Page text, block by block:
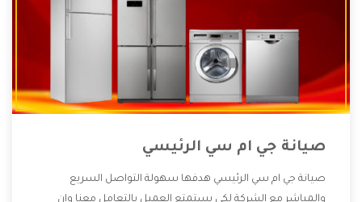
صيانة جي ام سي الرئيسي
صيانة جي ام سي الرئيسي هدفها سهولة التواصل السريع